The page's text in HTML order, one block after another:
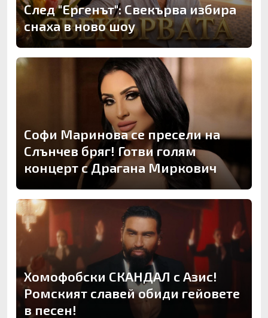
След "Ергенът": Свекърва избира
снаха в ново шоу
Софи Маринова се пресели на
Слънчев бряг! Готви голям
концерт с Драгана Миркович
Хомофобски СКАНДАЛ с Азис!
Ромският славей обиди гейовете
в песен!